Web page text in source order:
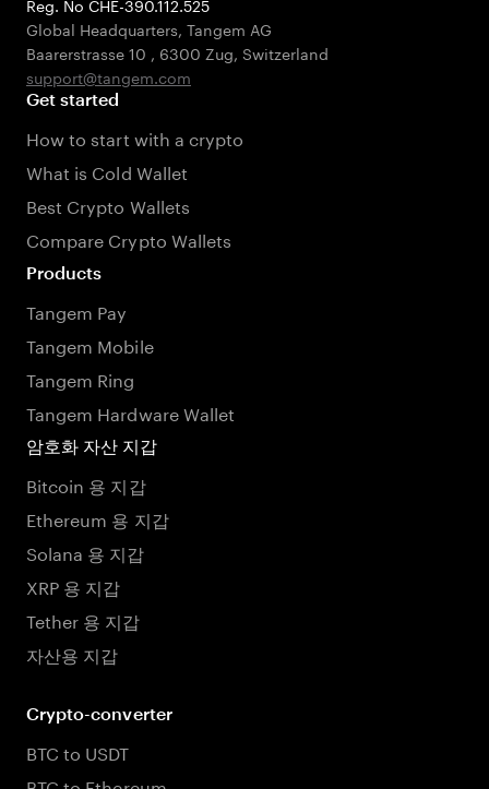
Global Headquarters, Tangem AG
Baarerstrasse 10 , 6300 Zug, Switzerland
support@tangem.com
Get started
How to start with a crypto
What is Cold Wallet
Best Crypto Wallets
Compare Crypto Wallets
Products
Tangem Pay
Tangem Mobile
Tangem Ring
Tangem Hardware Wallet
암호화 자산 지갑
Bitcoin 용 지갑
Ethereum 용 지갑
Solana 용 지갑
XRP 용 지갑
Tether 용 지갑
자산용 지갑
Crypto-converter
BTC to USDT